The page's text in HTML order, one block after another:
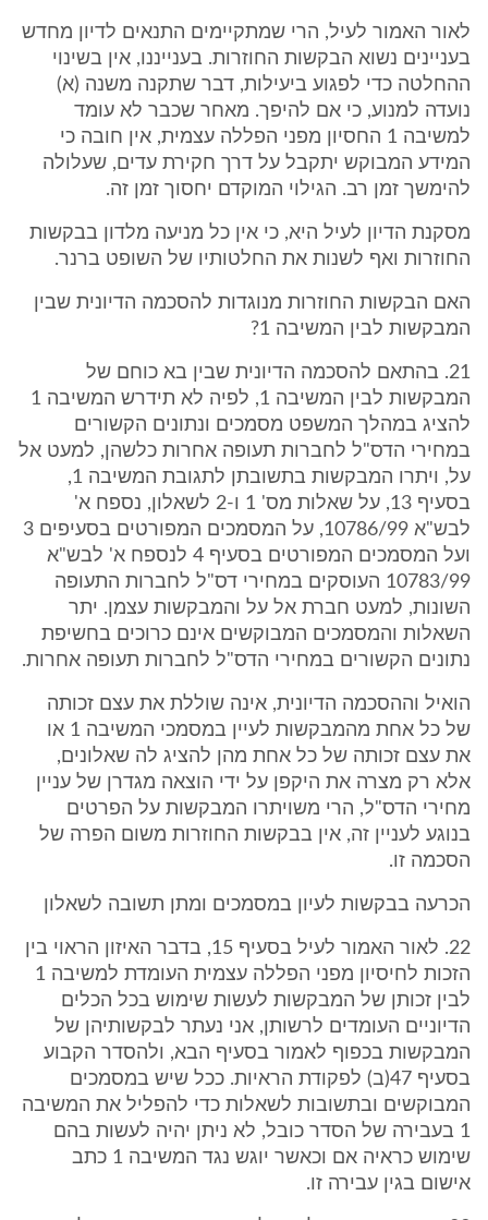
לאור האמור לעיל, הרי שמתקיימים התנאים לדיון מחדש
בעניינים נשוא הבקשות החוזרות. בענייננו, אין בשינוי
ההחלטה כדי לפגוע ביעילות, דבר שתקנה משנה (א)
נועדה למנוע, כי אם להיפך. מאחר שכבר לא עומד
למשיבה 1 החסיון מפני הפללה עצמית, אין חובה כי
המידע המבוקש יתקבל על דרך חקירת עדים, שעלולה
להימשך זמן רב. הגילוי המוקדם יחסוך זמן זה.
מסקנת הדיון לעיל היא, כי אין כל מניעה מלדון בבקשות
החוזרות ואף לשנות את החלטותיו של השופט ברנר.
האם הבקשות החוזרות מנוגדות להסכמה הדיונית שבין
המבקשות לבין המשיבה 1?
21. בהתאם להסכמה הדיונית שבין בא כוחם של
המבקשות לבין המשיבה 1, לפיה לא תידרש המשיבה 1
להציג במהלך המשפט מסמכים ונתונים הקשורים
במחירי הדס"ל לחברות תעופה אחרות כלשהן, למעט אל
על, ויתרו המבקשות בתשובתן לתגובת המשיבה 1,
בסעיף 13, על שאלות מס' 1 ו-2 לשאלון, נספח א'
לבש"א 10786/99, על המסמכים המפורטים בסעיפים 3
ועל המסמכים המפורטים בסעיף 4 לנספח א' לבש"א
10783/99 העוסקים במחירי דס"ל לחברות התעופה
השונות, למעט חברת אל על והמבקשות עצמן. יתר
השאלות והמסמכים המבוקשים אינם כרוכים בחשיפת
נתונים הקשורים במחירי הדס"ל לחברות תעופה אחרות.
הואיל וההסכמה הדיונית, אינה שוללת את עצם זכותה
של כל אחת מהמבקשות לעיין במסמכי המשיבה 1 או
את עצם זכותה של כל אחת מהן להציג לה שאלונים,
אלא רק מצרה את היקפן על ידי הוצאה מגדרן של עניין
מחירי הדס"ל, הרי משויתרו המבקשות על הפרטים
בנוגע לעניין זה, אין בבקשות החוזרות משום הפרה של
הסכמה זו.
הכרעה בבקשות לעיון במסמכים ומתן תשובה לשאלון
22. לאור האמור לעיל בסעיף 15, בדבר האיזון הראוי בין
הזכות לחיסיון מפני הפללה עצמית העומדת למשיבה 1
לבין זכותן של המבקשות לעשות שימוש בכל הכלים
הדיוניים העומדים לרשותן, אני נעתר לבקשותיהן של
המבקשות בכפוף לאמור בסעיף הבא, ולהסדר הקבוע
בסעיף 47(ב) לפקודת הראיות. ככל שיש במסמכים
המבוקשים ובתשובות לשאלות כדי להפליל את המשיבה
1 בעבירה של הסדר כובל, לא ניתן יהיה לעשות בהם
שימוש כראיה אם וכאשר יוגש נגד המשיבה 1 כתב
אישום בגין עבירה זו.